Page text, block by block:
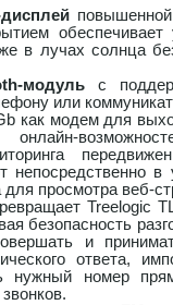
повышенной
в лучах солнца
модуль с
или
как модем для
онлайн-
непосредственно
для просмотра веб-
Treelogic
безопасность
и
ответа,
нужный номер